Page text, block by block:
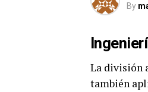
By
La división
también